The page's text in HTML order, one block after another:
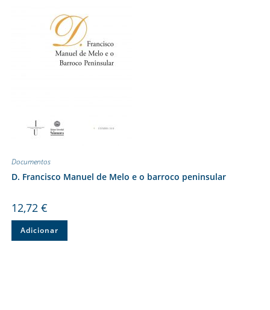
Documentos
D. Francisco Manuel de Melo e o barroco peninsular
12,72 €
Adicionar